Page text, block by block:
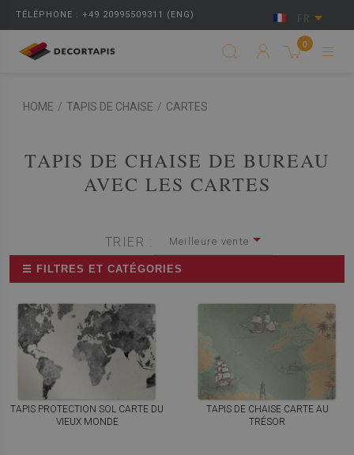
TÉLÉPHONE : +49 20995509311 (ENG) FR
0
HOME / TAPIS DE CHAISE / CARTES
TAPIS DE CHAISE DE BUREAU
AVEC LES CARTES
TRIER : Meilleure vente
☰ FILTRES ET CATÉGORIES
TAPIS PROTECTION SOL CARTE DU
VIEUX MONDE
TAPIS DE CHAISE CARTE AU
TRÉSOR